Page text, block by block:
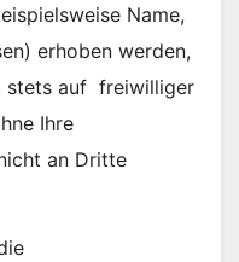
Name,
erhoben werden,
stets auf freiwilliger
Ihre
an Dritte